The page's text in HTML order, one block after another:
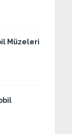
Müzeleri